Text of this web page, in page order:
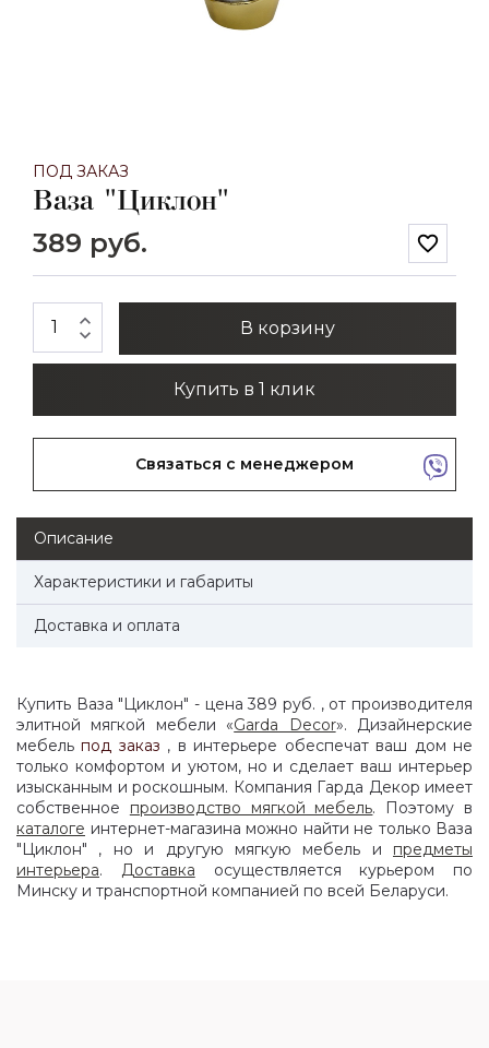
ПОД ЗАКАЗ
Ваза "Циклон"
389 руб. favorite_border
expand_less
expand_more В корзину
Купить в 1 клик
Связаться с менеджером
Описание
Характеристики и габариты
Доставка и оплата
Купить Ваза "Циклон" - цена 389 руб. , от производителя
элитной мягкой мебели «Garda Decor». Дизайнерские
мебельпод заказ , в интерьере обеспечат ваш дом не
только комфортом и уютом, но и сделает ваш интерьер
изысканным и роскошным. Компания Гарда Декор имеет
собственное производство мягкой мебель. Поэтому в
каталоге интернет-магазина можно найти не только Ваза
"Циклон" , но и другую мягкую мебель и предметы
интерьера. Доставка осуществляется курьером по
Минску и транспортной компанией по всей Беларуси.